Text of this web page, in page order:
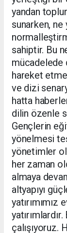
yandan
sunarken, ne
sahiptir. Bu
mücadelede
hareket
ve dizi
hatta
dilin özenle
Gençlerin
yönelmesi
yönetimler
her zaman
almaya
altyapıyı
yatırımımız
çalışıyoruz.